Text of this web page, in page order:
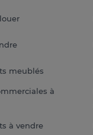
meublés
à
à vendre